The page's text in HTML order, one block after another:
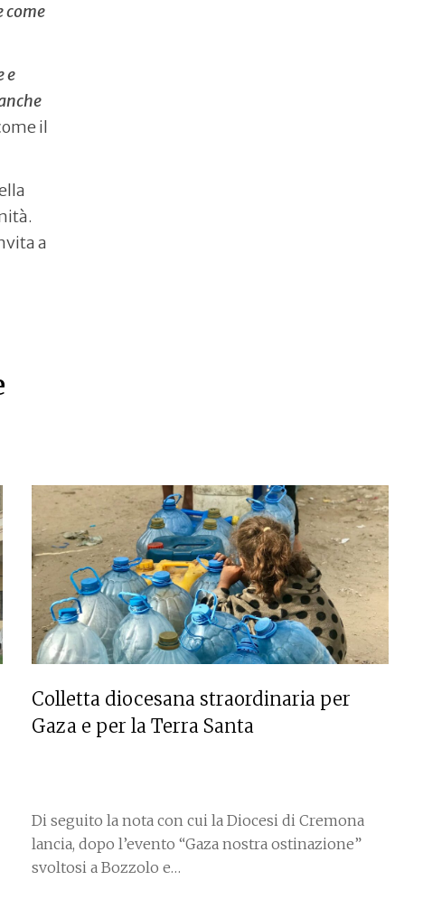
come
e
il
a
Colletta diocesana straordinaria per
Gaza e per la Terra Santa
Di seguito la nota con cui la Diocesi di Cremona
lancia, dopo l’evento “Gaza nostra ostinazione”
svoltosi a Bozzolo e…